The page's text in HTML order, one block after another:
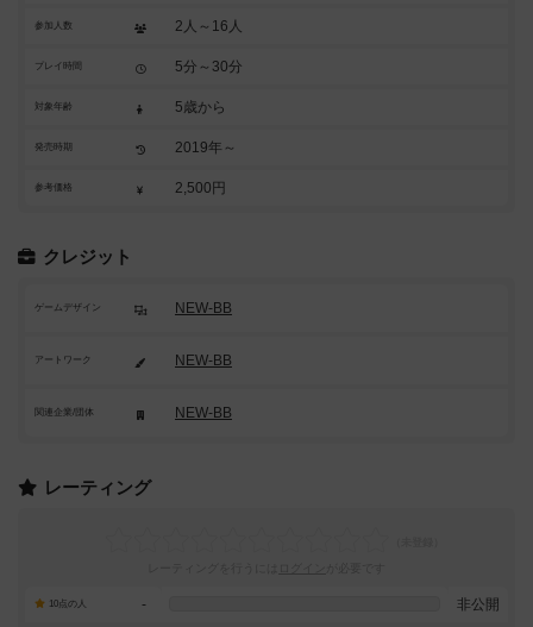
参加人数 2人～16人
プレイ時間 5分～30分
対象年齢 5歳から
発売時期 2019年～
参考価格 2,500円
クレジット
ゲームデザイン NEW-BB
アートワーク NEW-BB
関連企業/団体 NEW-BB
レーティング
10点の人 - 非公開